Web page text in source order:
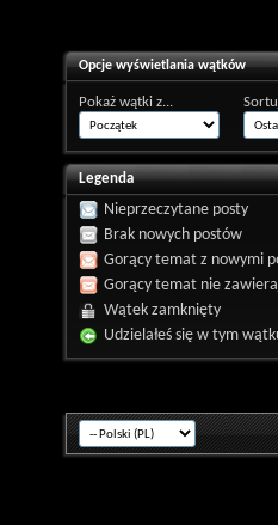
Opcje wyświetlania wątków
Pokaż wątki z...
Legenda
Nieprzeczytane posty
Brak nowych postów
Gorący temat z nowymi
Gorący temat nie
Wątek zamknięty
Udzielałeś się w tym